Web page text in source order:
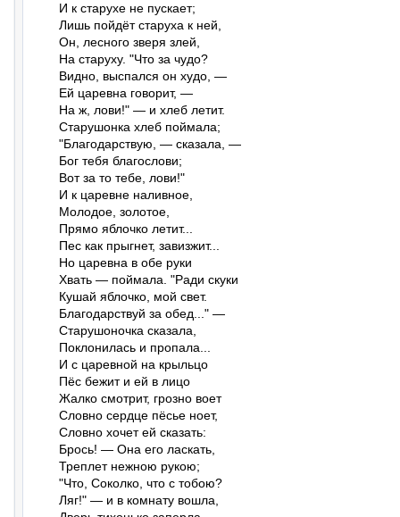
И к старухе не пускает;
Лишь пойдёт старуха к ней,
Он, лесного зверя злей,
На старуху. "Что за чудо?
Видно, выспался он худо, —
Ей царевна говорит, —
На ж, лови!" — и хлеб летит.
Старушонка хлеб поймала;
"Благодарствую, — сказала, —
Бог тебя благослови;
Вот за то тебе, лови!"
И к царевне наливное,
Молодое, золотое,
Прямо яблочко летит...
Пес как прыгнет, завизжит...
Но царевна в обе руки
Хвать — поймала. "Ради скуки
Кушай яблочко, мой свет.
Благодарствуй за обед..." —
Старушоночка сказала,
Поклонилась и пропала...
И с царевной на крыльцо
Пёс бежит и ей в лицо
Жалко смотрит, грозно воет
Словно сердце пёсье ноет,
Словно хочет ей сказать:
Брось! — Она его ласкать,
Треплет нежною рукою;
"Что, Соколко, что с тобою?
Ляг!" — и в комнату вошла,